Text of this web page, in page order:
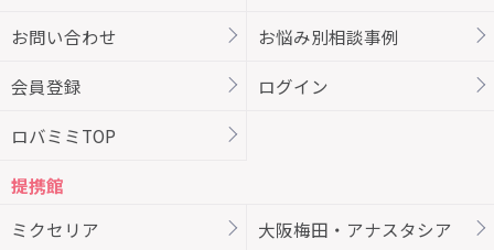
お問い合わせ お悩み別相談事例
会員登録 ログイン
ロバミミTOP
提携館
ミクセリア
大阪梅田・アナスタシア